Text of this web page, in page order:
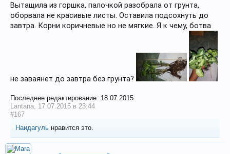
Вытащила из горшка, палочкой разобрала от грунта,
оборвала не красивые листы. Оставила подсохнуть до
завтра. Корни коричневые но не мягкие. Я к чему, ботва
не заваянет до завтра без грунта?
Последнее редактирование: 18.07.2015
Lantana, 17.07.2015 в 23:44
#167
Наидагуль нравится это.